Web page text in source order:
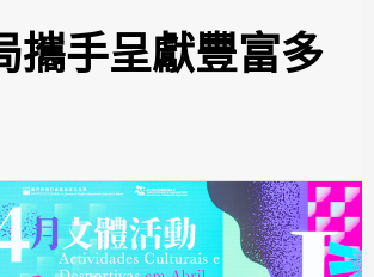
攜手呈獻豐富多